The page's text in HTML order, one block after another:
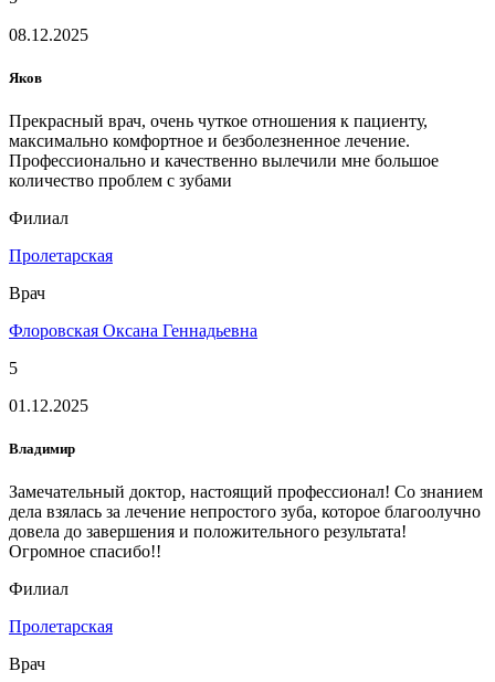
08.12.2025
Яков
Прекрасный врач, очень чуткое отношения к пациенту,
максимально комфортное и безболезненное лечение.
Профессионально и качественно вылечили мне большое
количество проблем с зубами
Филиал
Пролетарская
Врач
Флоровская Оксана Геннадьевна
5
01.12.2025
Владимир
Замечательный доктор, настоящий профессионал! Со знанием
дела взялась за лечение непростого зуба, которое благоолучно
довела до завершения и положительного результата!
Огромное спасибо!!
Филиал
Пролетарская
Врач